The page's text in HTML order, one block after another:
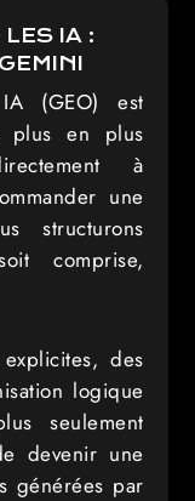
IA :
(GEO) est
plus en plus
à
une
structurons
comprise,
des
logique
seulement
devenir une
générées par